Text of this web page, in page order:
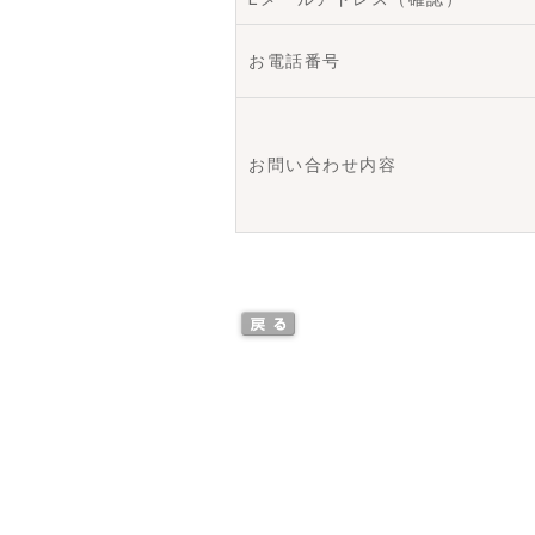
お電話番号
お問い合わせ内容